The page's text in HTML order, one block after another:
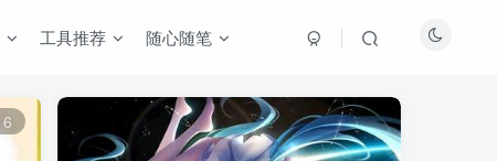
工具推荐 随心随笔
6